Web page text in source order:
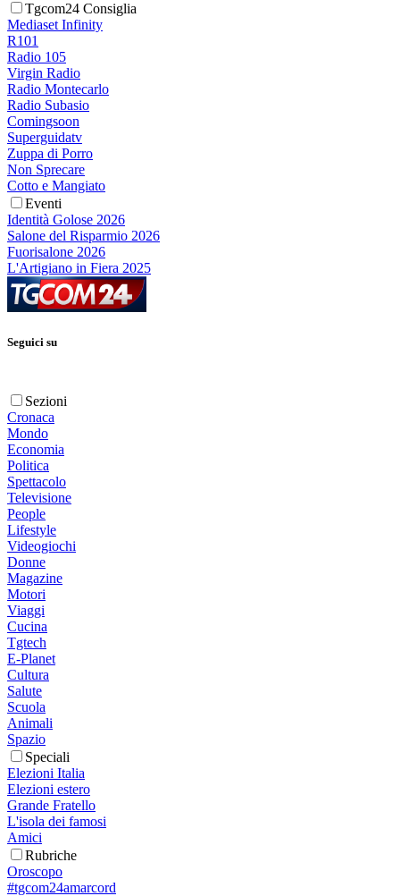
Tgcom24 Consiglia
Mediaset Infinity
R101
Radio 105
Virgin Radio
Radio Montecarlo
Radio Subasio
Comingsoon
Superguidatv
Zuppa di Porro
Non Sprecare
Cotto e Mangiato
Eventi
Identità Golose 2026
Salone del Risparmio 2026
Fuorisalone 2026
L'Artigiano in Fiera 2025
Seguici su
Sezioni
Cronaca
Mondo
Economia
Politica
Spettacolo
Televisione
People
Lifestyle
Videogiochi
Donne
Magazine
Motori
Viaggi
Cucina
Tgtech
E-Planet
Cultura
Salute
Scuola
Animali
Spazio
Speciali
Elezioni Italia
Elezioni estero
Grande Fratello
L'isola dei famosi
Amici
Rubriche
Oroscopo
#tgcom24amarcord